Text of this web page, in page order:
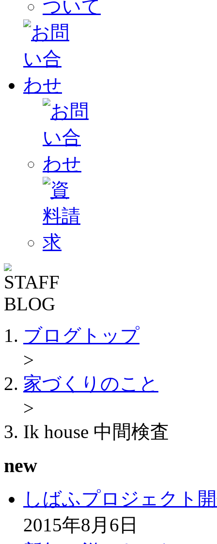
ブログトップ
>
家づくりのこと
>
Ik house 中間検査
new
しばふプロジェクト
2015年8月6日